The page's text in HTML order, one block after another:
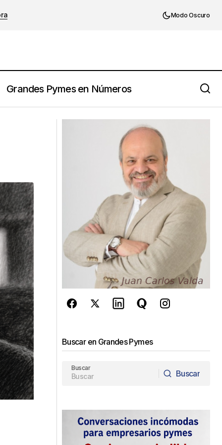
Modo Oscuro
Grandes Pymes en Números
Grandes Pymes: cuando el tiempo
confirma el propósito
Buscar en Grandes Pymes
Buscar
Buscar